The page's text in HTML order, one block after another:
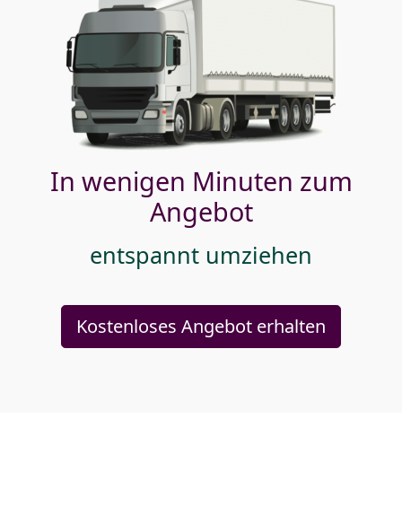
In wenigen Minuten zum
Angebot
entspannt umziehen
Kostenloses Angebot erhalten